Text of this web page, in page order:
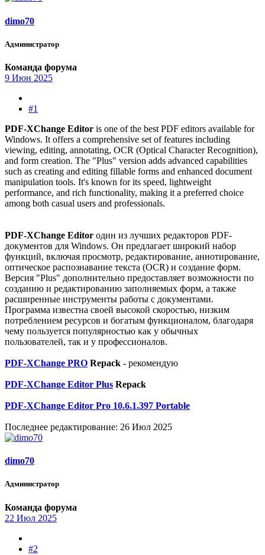
dimo70
Администратор
Команда форума
9 Июн 2025
#1
PDF-XChange Editor is one of the best PDF editors available for
Windows. It offers a comprehensive set of features including
viewing, editing, annotating, OCR (Optical Character Recognition),
and form creation. The "Plus" version adds advanced capabilities
such as creating and editing fillable forms and enhanced document
manipulation tools. It's known for its speed, lightweight
performance, and rich functionality, making it a preferred choice
among both casual users and professionals.
PDF-XChange Editor один из лучших редакторов PDF-
документов для Windows. Он предлагает широкий набор
функций, включая просмотр, редактирование, аннотирование,
оптическое распознавание текста (OCR) и создание форм.
Версия "Plus" дополнительно предоставляет возможности по
созданию и редактированию заполняемых форм, а также
расширенные инструменты работы с документами.
Программа известна своей высокой скоростью, низким
потреблением ресурсов и богатым функционалом, благодаря
чему пользуется популярностью как у обычных
пользователей, так и у профессионалов.
PDF-XChange PRO Repack - рекомендую
PDF-XChange Editor Plus Repack
PDF-XChange Editor Pro 10.6.1.397 Portable
Последнее редактирование: 26 Июл 2025
dimo70
Администратор
Команда форума
22 Июл 2025
#2